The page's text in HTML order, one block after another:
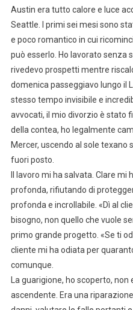
Austin era tutto calore e luce
Seattle. I primi sei mesi sono
e poco romantico in cui
può esserlo. Ho lavorato senza
rivedevo prospetti mentre
domenica passeggiavo lungo il
stesso tempo invisibile e
avvocati, il mio divorzio è stato
della contea, ho legalmente
Mercer, uscendo al sole
fuori posto.
Il lavoro mi ha salvata. Clare
profonda, rifiutando di
profonda e incrollabile. «Dì al
bisogno, non quello che vuole
primo grande progetto. «Se ti
cliente mi ha odiata per
comunque.
La guarigione, ho scoperto,
ascendente. Era una